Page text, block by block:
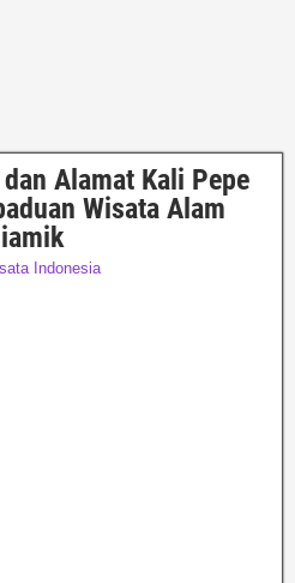
Alamat Kali Pepe
Wisata Alam
Indonesia